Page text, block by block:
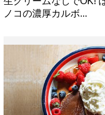
ノコの濃厚カルボ...